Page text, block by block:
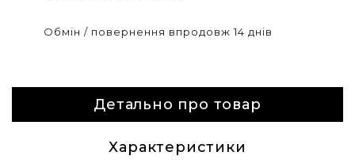
Обмін / повернення впродовж 14 днів
Детально про товар
Характеристики